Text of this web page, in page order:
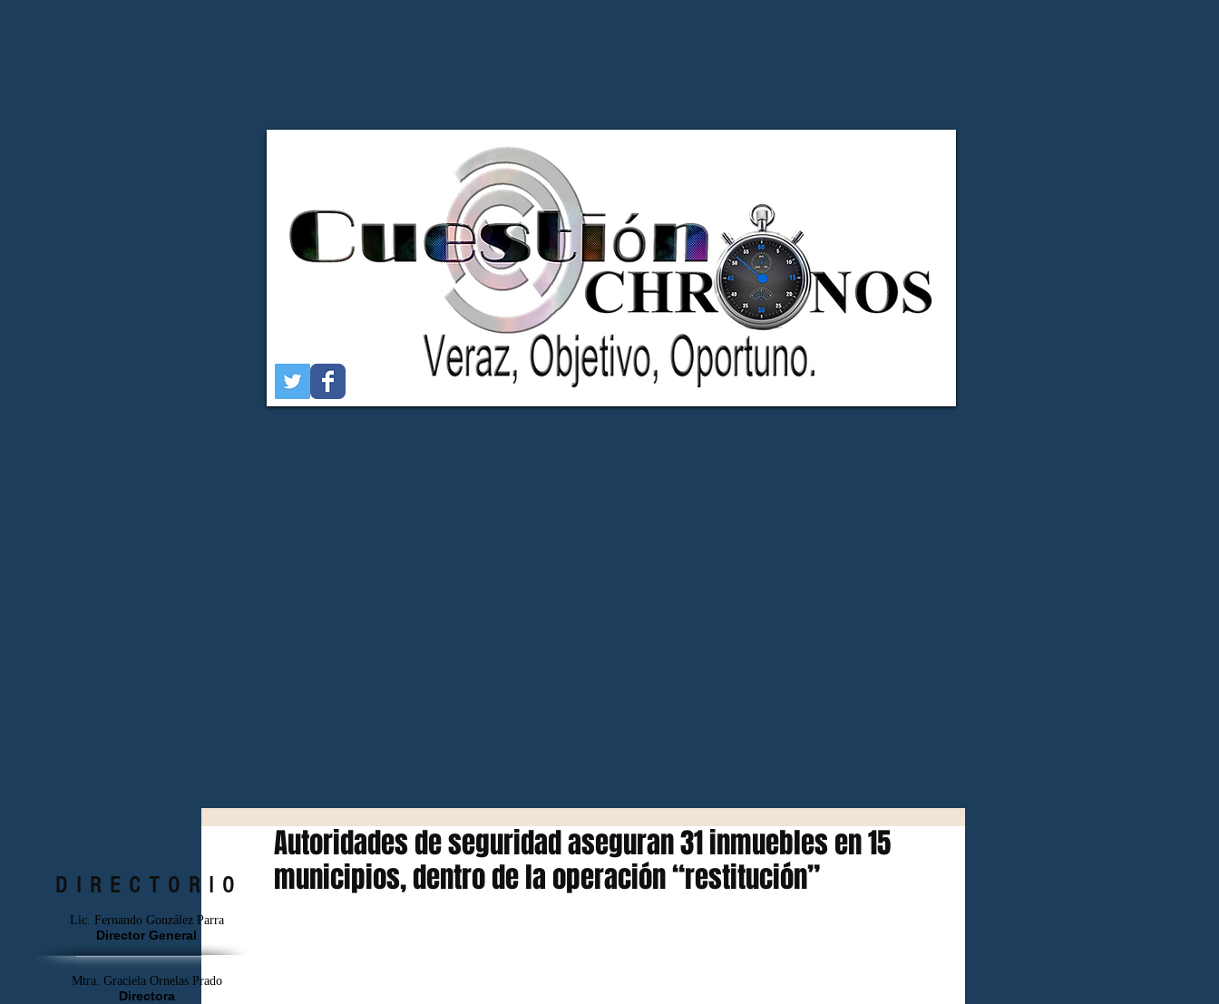
Autoridades de seguridad aseguran 31 inmuebles en 15
municipios, dentro de la operación “restitución”
DIRECTORIO
Lic. Fernando González Parra
Director General
Mtra. Graciela Ornelas Prado
Directora